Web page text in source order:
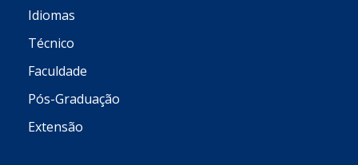
Idiomas
Técnico
Faculdade
Pós-Graduação
Extensão